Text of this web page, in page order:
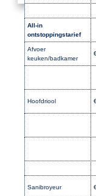
All-in
ontstoppingstarief
Afvoer
keuken/badkamer
Hoofdriool
Sanibroyeur